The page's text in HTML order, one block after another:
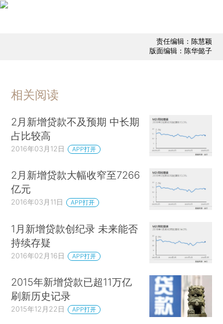
责任编辑：陈慧颖
版面编辑：陈华懿子
相关阅读
2月新增贷款不及预期 中长期
占比较高
2016年03月12日 APP打开
2月新增贷款大幅收窄至7266
亿元
2016年03月11日 APP打开
1月新增贷款创纪录 未来能否
持续存疑
2016年02月16日 APP打开
2015年新增贷款已超11万亿
刷新历史记录
2015年12月22日 APP打开